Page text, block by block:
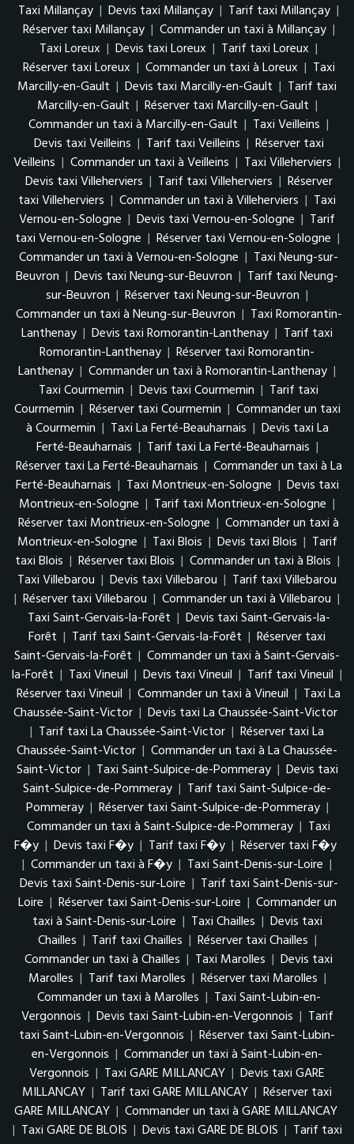
Taxi Millançay | Devis taxi Millançay | Tarif taxi Millançay |
Réserver taxi Millançay | Commander un taxi à Millançay |
Taxi Loreux | Devis taxi Loreux | Tarif taxi Loreux |
Réserver taxi Loreux | Commander un taxi à Loreux | Taxi
Marcilly-en-Gault | Devis taxi Marcilly-en-Gault | Tarif taxi
Marcilly-en-Gault | Réserver taxi Marcilly-en-Gault |
Commander un taxi à Marcilly-en-Gault | Taxi Veilleins |
Devis taxi Veilleins | Tarif taxi Veilleins | Réserver taxi
Veilleins | Commander un taxi à Veilleins | Taxi Villeherviers |
Devis taxi Villeherviers | Tarif taxi Villeherviers | Réserver
taxi Villeherviers | Commander un taxi à Villeherviers | Taxi
Vernou-en-Sologne | Devis taxi Vernou-en-Sologne | Tarif
taxi Vernou-en-Sologne | Réserver taxi Vernou-en-Sologne |
Commander un taxi à Vernou-en-Sologne | Taxi Neung-sur-
Beuvron | Devis taxi Neung-sur-Beuvron | Tarif taxi Neung-
sur-Beuvron | Réserver taxi Neung-sur-Beuvron |
Commander un taxi à Neung-sur-Beuvron | Taxi Romorantin-
Lanthenay | Devis taxi Romorantin-Lanthenay | Tarif taxi
Romorantin-Lanthenay | Réserver taxi Romorantin-
Lanthenay | Commander un taxi à Romorantin-Lanthenay |
Taxi Courmemin | Devis taxi Courmemin | Tarif taxi
Courmemin | Réserver taxi Courmemin | Commander un taxi
à Courmemin | Taxi La Ferté-Beauharnais | Devis taxi La
Ferté-Beauharnais | Tarif taxi La Ferté-Beauharnais |
Réserver taxi La Ferté-Beauharnais | Commander un taxi à La
Ferté-Beauharnais | Taxi Montrieux-en-Sologne | Devis taxi
Montrieux-en-Sologne | Tarif taxi Montrieux-en-Sologne |
Réserver taxi Montrieux-en-Sologne | Commander un taxi à
Montrieux-en-Sologne | Taxi Blois | Devis taxi Blois | Tarif
taxi Blois | Réserver taxi Blois | Commander un taxi à Blois |
Taxi Villebarou | Devis taxi Villebarou | Tarif taxi Villebarou
| Réserver taxi Villebarou | Commander un taxi à Villebarou |
Taxi Saint-Gervais-la-Forêt | Devis taxi Saint-Gervais-la-
Forêt | Tarif taxi Saint-Gervais-la-Forêt | Réserver taxi
Saint-Gervais-la-Forêt | Commander un taxi à Saint-Gervais-
la-Forêt | Taxi Vineuil | Devis taxi Vineuil | Tarif taxi Vineuil |
Réserver taxi Vineuil | Commander un taxi à Vineuil | Taxi La
Chaussée-Saint-Victor | Devis taxi La Chaussée-Saint-Victor
| Tarif taxi La Chaussée-Saint-Victor | Réserver taxi La
Chaussée-Saint-Victor | Commander un taxi à La Chaussée-
Saint-Victor | Taxi Saint-Sulpice-de-Pommeray | Devis taxi
Saint-Sulpice-de-Pommeray | Tarif taxi Saint-Sulpice-de-
Pommeray | Réserver taxi Saint-Sulpice-de-Pommeray |
Commander un taxi à Saint-Sulpice-de-Pommeray | Taxi
F�y | Devis taxi F�y | Tarif taxi F�y | Réserver taxi F�y
| Commander un taxi à F�y | Taxi Saint-Denis-sur-Loire |
Devis taxi Saint-Denis-sur-Loire | Tarif taxi Saint-Denis-sur-
Loire | Réserver taxi Saint-Denis-sur-Loire | Commander un
taxi à Saint-Denis-sur-Loire | Taxi Chailles | Devis taxi
Chailles | Tarif taxi Chailles | Réserver taxi Chailles |
Commander un taxi à Chailles | Taxi Marolles | Devis taxi
Marolles | Tarif taxi Marolles | Réserver taxi Marolles |
Commander un taxi à Marolles | Taxi Saint-Lubin-en-
Vergonnois | Devis taxi Saint-Lubin-en-Vergonnois | Tarif
taxi Saint-Lubin-en-Vergonnois | Réserver taxi Saint-Lubin-
en-Vergonnois | Commander un taxi à Saint-Lubin-en-
Vergonnois | Taxi GARE MILLANCAY | Devis taxi GARE
MILLANCAY | Tarif taxi GARE MILLANCAY | Réserver taxi
GARE MILLANCAY | Commander un taxi à GARE MILLANCAY
| Taxi GARE DE BLOIS | Devis taxi GARE DE BLOIS | Tarif taxi